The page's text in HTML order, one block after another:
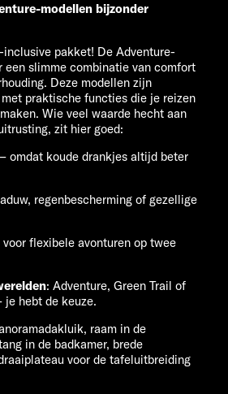
modellen bijzonder
pakket! De Adventure-
een slimme combinatie van comfort
Deze modellen zijn
praktische functies die je reizen
Wie veel waarde hecht aan
zit hier goed:
– omdat koude drankjes altijd beter
regenbescherming of gezellige
voor flexibele avonturen op twee
: Adventure, Green Trail of
je hebt de keuze.
raam in de
in de badkamer, brede
voor de tafeluitbreiding